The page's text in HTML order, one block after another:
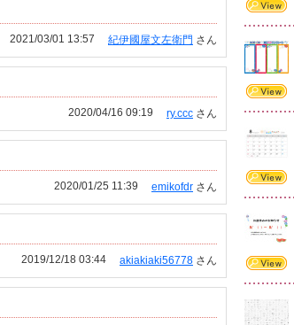
紀伊國屋文左衛門 さん
2021/03/01 13:57
ry.ccc さん
2020/04/16 09:19
emikofdr さん
2020/01/25 11:39
akiakiaki56778 さん
2019/12/18 03:44